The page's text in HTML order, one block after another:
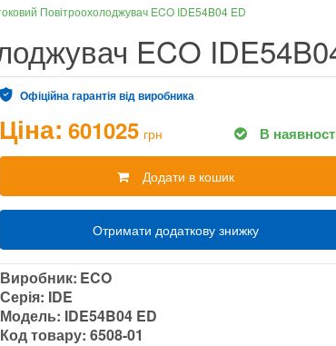
Повітроохолоджувач ECO IDE54B04 ED
ECO
Офіційна гарантія від виробника
Ціна: 601025 грн В
Додати в кошик
Отримати додаткову знижку
Виробник: ECO
Серія: IDE
Модель: IDE54B04 ED
Код товару:6508-01